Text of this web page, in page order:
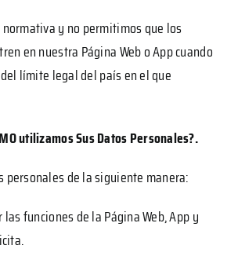
normativa y no permitimos que los
en nuestra Página Web o App cuando
límite legal del país en el que
utilizamos Sus Datos Personales?.
personales de la siguiente manera:
funciones de la Página Web, App y